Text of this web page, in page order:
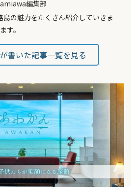
編集部
島の魅力をたくさん紹介していきま
す。
書いた記事一覧を見る